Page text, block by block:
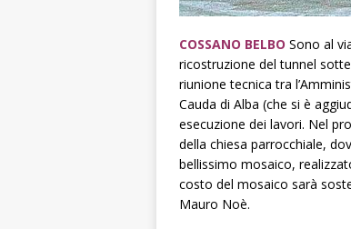
COSSANO BELBO Sono al
ricostruzione del tunnel
riunione tecnica tra
Cauda di Alba (che si è
esecuzione dei lavori. Nel
della chiesa parrocchiale,
bellissimo mosaico,
costo del mosaico sarà
Mauro Noè.